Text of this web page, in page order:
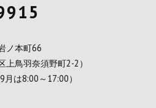
ノ本町66
上鳥羽奈須野町2-2）
は8:00～17:00）